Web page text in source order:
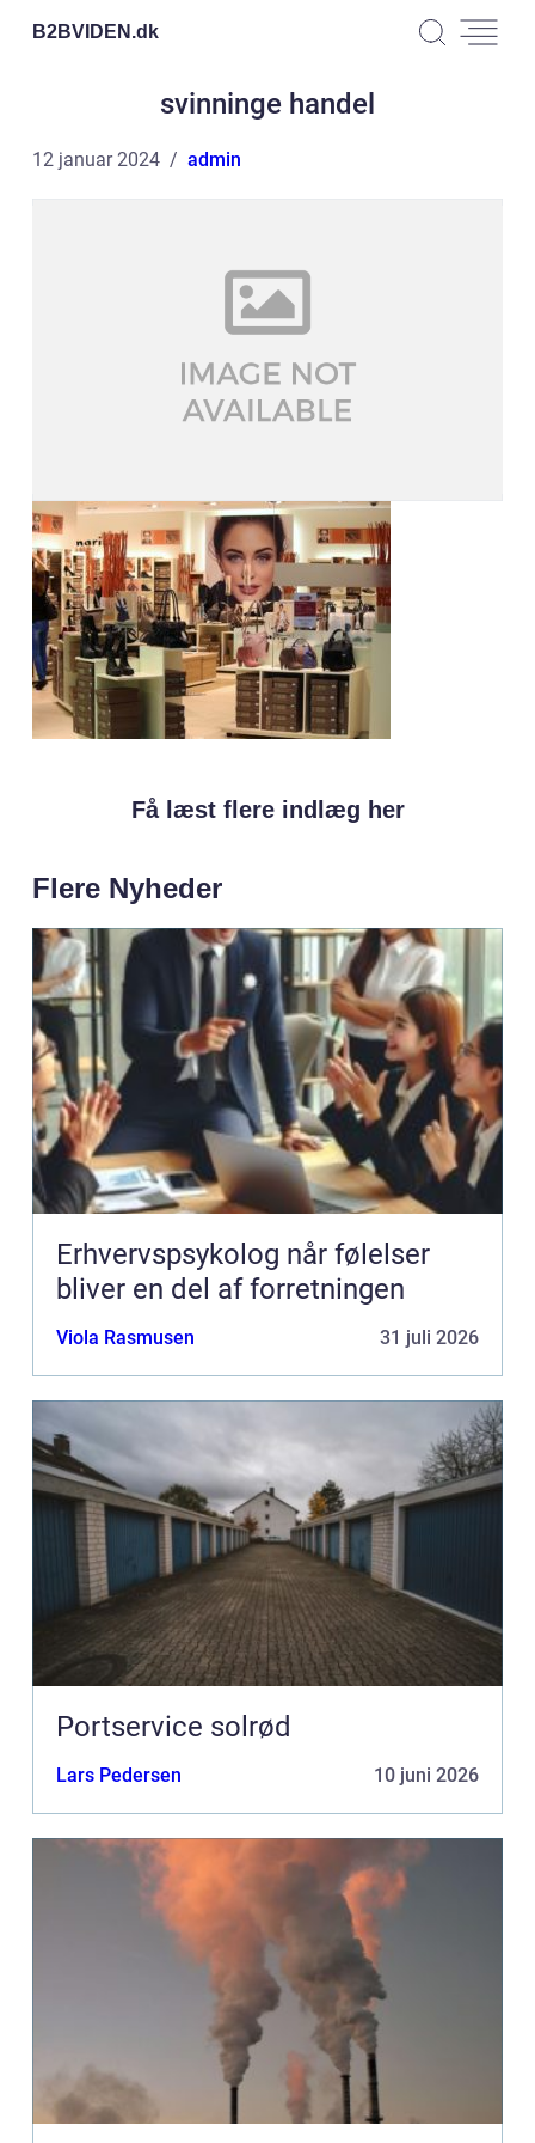
B2BVIDEN.dk
svinninge handel
12 januar 2024 admin
Få læst flere indlæg her
Flere Nyheder
Erhvervspsykolog når følelser
bliver en del af forretningen
Viola Rasmusen 31 juli 2026
Portservice solrød
Lars Pedersen 10 juni 2026